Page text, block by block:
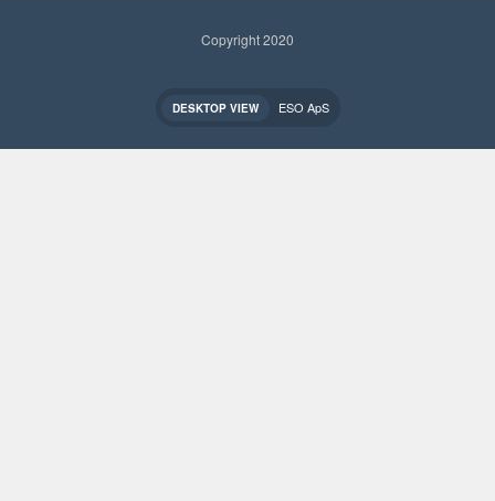
Copyright 2020
DESKTOP VIEW ESO ApS